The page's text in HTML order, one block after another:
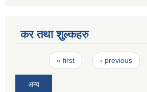
कर तथा शुल्कहरु
Pages« first ‹ previous
अन्य